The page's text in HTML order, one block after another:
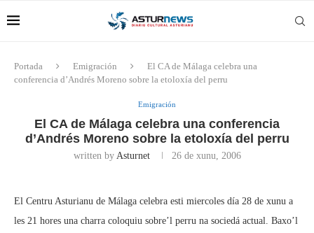
Portada Emigración
El CA de Málaga celebra una
conferencia d’Andrés Moreno sobre la etoloxía del perru
Emigración
El CA de Málaga celebra una conferencia
d’Andrés Moreno sobre la etoloxía del perru
written by Asturnet 26 de xunu, 2006
El Centru Asturianu de Málaga celebra esti miercoles día 28 de xunu a
les 21 hores una charra coloquiu sobre’l perru na sociedá actual. Baxo’l